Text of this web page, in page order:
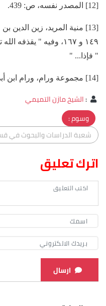
[12] المصدر نفسه، ص: 439.
[13] منية المريد، زين الدين
١٤٩ و ١٦٧، وفيه "
" فإذا... "
[14] مجموعة ورام، ورام ابن أبي فراس، ج 2، ص: 112.
:الشيخ مازن التميمي
وسوم :
شعبة الدراسات والبحوث في
اترك تعليق
ارسال